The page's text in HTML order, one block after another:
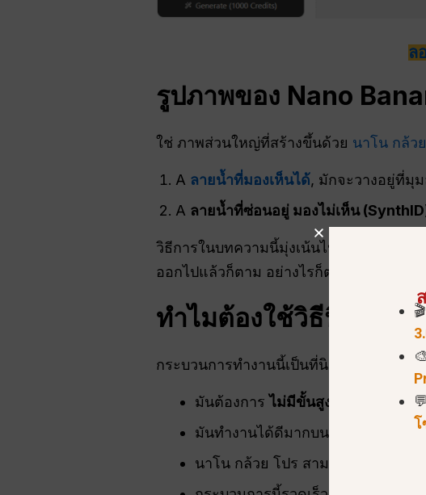
ล
รูปภาพของ Nano
ใช่ ภาพส่วนใหญ่ที่สร้างขึ้นด้วย นาโน กล้ว
A ลายน้ำที่มองเห็นได้, มักจะวางอยู่ที่มุ
A ลายน้ำที่ซ่อนอยู่ มองไม่เห็น
วิธีการในบทความนี้มุ่งเน้นไปที่การแก้ไข
ออกไปแล้วก็ตาม อย่างไรก็ตาม มันจะไม่
ทำไมต้องใช้วิธีนี้?
กระบวนการทำงานนี้เป็นที่นิยมในหมู่ผู้สร้าง
มันต้องการไม่มีขั้นสูง
ความรู้เกี่ยว
มันทำงานได้ดีมากบน
พื้นหลังที่เรีย
นาโน กล้วย โปร สามารถสร้างใหม่
โ